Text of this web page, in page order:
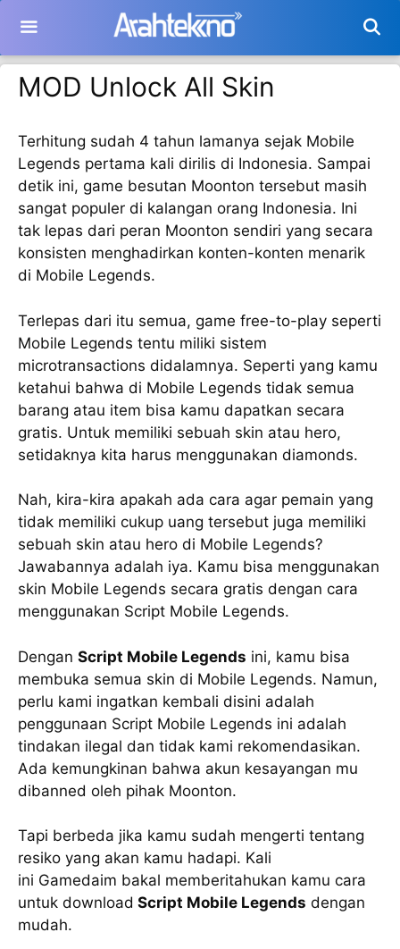
isi
MOD Unlock All Skin
Terhitung sudah 4 tahun lamanya sejak Mobile
Legends pertama kali dirilis di Indonesia. Sampai
detik ini, game besutan Moonton tersebut masih
sangat populer di kalangan orang Indonesia. Ini
tak lepas dari peran Moonton sendiri yang secara
konsisten menghadirkan konten-konten menarik
di Mobile Legends.
Terlepas dari itu semua, game free-to-play seperti
Mobile Legends tentu miliki sistem
microtransactions didalamnya. Seperti yang kamu
ketahui bahwa di Mobile Legends tidak semua
barang atau item bisa kamu dapatkan secara
gratis. Untuk memiliki sebuah skin atau hero,
setidaknya kita harus menggunakan diamonds.
Nah, kira-kira apakah ada cara agar pemain yang
tidak memiliki cukup uang tersebut juga memiliki
sebuah skin atau hero di Mobile Legends?
Jawabannya adalah iya. Kamu bisa menggunakan
skin Mobile Legends secara gratis dengan cara
menggunakan Script Mobile Legends.
Dengan Script Mobile Legends ini, kamu bisa
membuka semua skin di Mobile Legends. Namun,
perlu kami ingatkan kembali disini adalah
penggunaan Script Mobile Legends ini adalah
tindakan ilegal dan tidak kami rekomendasikan.
Ada kemungkinan bahwa akun kesayangan mu
dibanned oleh pihak Moonton.
Tapi berbeda jika kamu sudah mengerti tentang
resiko yang akan kamu hadapi. Kali
ini Gamedaim bakal memberitahukan kamu cara
untuk download Script Mobile Legends dengan
mudah.